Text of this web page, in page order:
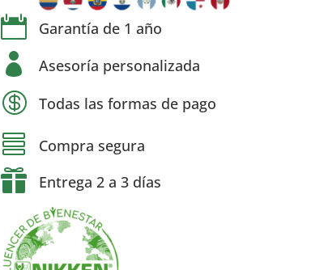
 Garantía de 1 año
 Asesoría personalizada
 Todas las formas de pago
 Compra segura
 Entrega 2 a 3 días